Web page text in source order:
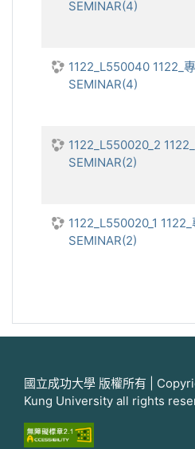
SEMINAR(4)
1122_L550040 1122_
SEMINAR(4)
1122_L550020_2
SEMINAR(2)
1122_L550020_1 1122_
SEMINAR(2)
國立成功大學 版權所有 |
Kung University all rights